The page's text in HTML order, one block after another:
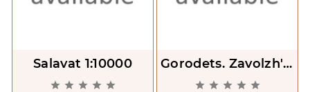
Salavat 1:10000
    
Gorodets. Zavolzh'e.
1:17000 120000
    